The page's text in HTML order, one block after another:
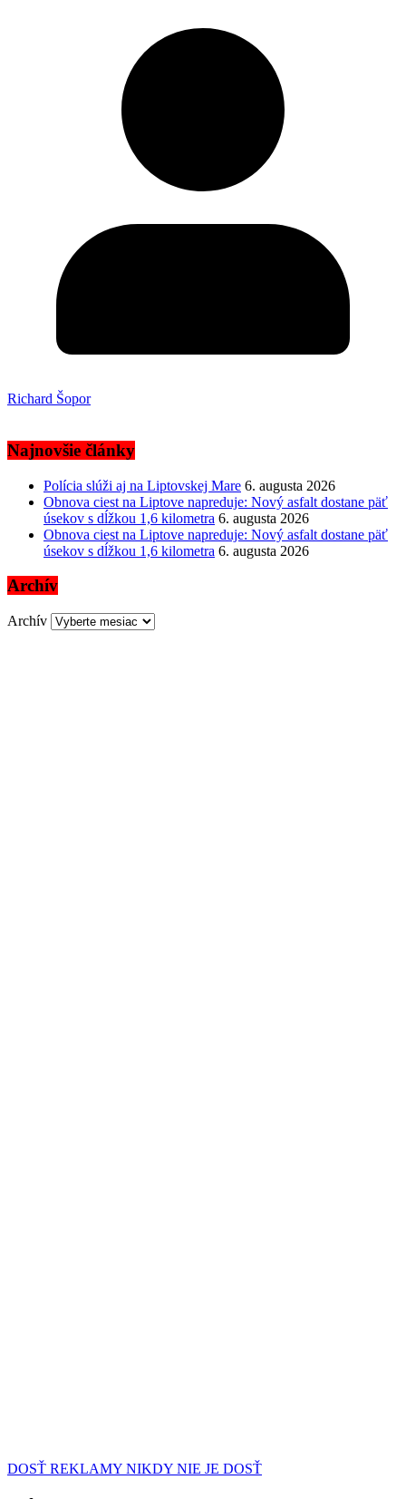
Richard Šopor
Najnovšie články
Polícia slúži aj na Liptovskej Mare 6. augusta 2026
Obnova ciest na Liptove napreduje: Nový asfalt dostane päť
úsekov s dĺžkou 1,6 kilometra 6. augusta 2026
Obnova ciest na Liptove napreduje: Nový asfalt dostane päť
úsekov s dĺžkou 1,6 kilometra 6. augusta 2026
Archív
Archív
DOSŤ REKLAMY NIKDY NIE JE DOSŤ